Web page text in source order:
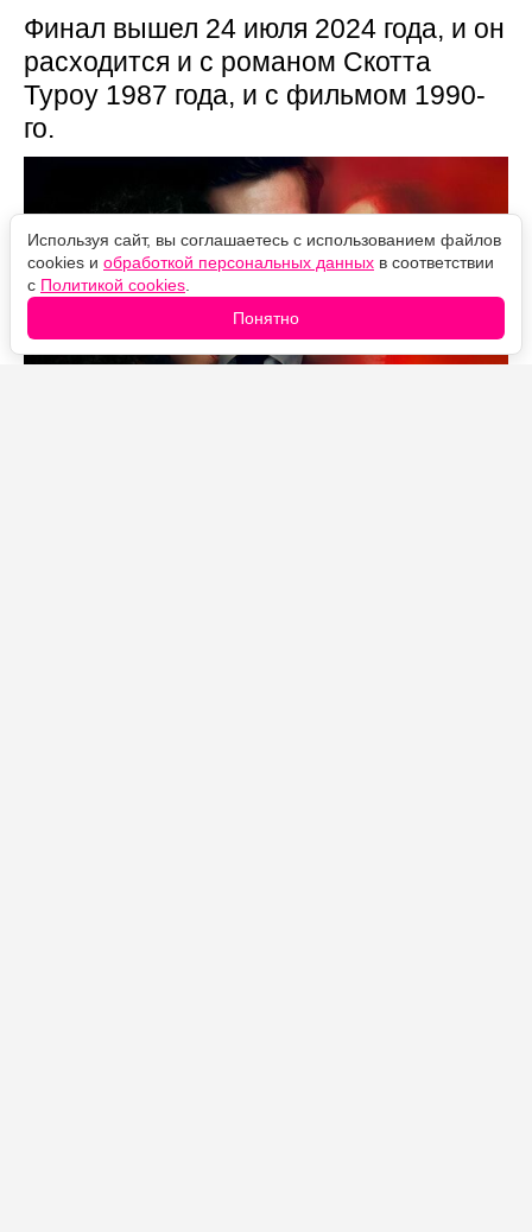
Финал вышел 24 июля 2024 года, и он
расходится и с романом Скотта
Туроу 1987 года, и с фильмом 1990-
го.
Используя сайт, вы соглашаетесь с использованием файлов
cookies и обработкой персональных данных в соответствии
с Политикой cookies
Понятно